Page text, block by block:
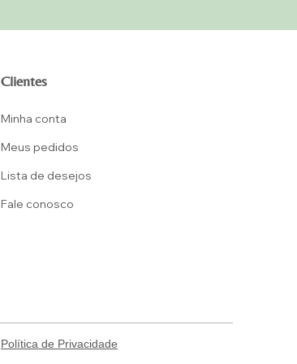
Clientes
Minha conta
Meus pedidos
Lista de desejos
Fale conosco
Política de Privacidade